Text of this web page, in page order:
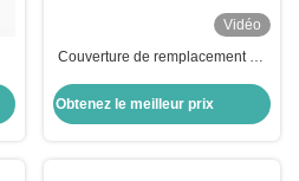
Vidéo
Couverture de remplacement de
boutons
Obtenez le meilleur prix